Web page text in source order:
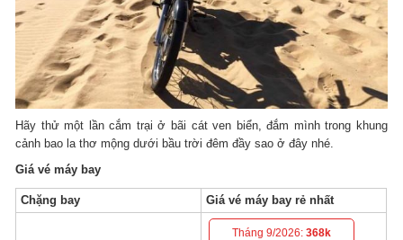
Hãy thử một lần cắm trại ở bãi cát ven biển, đắm mình trong khung
cảnh bao la thơ mộng dưới bầu trời đêm đầy sao ở đây nhé.
Giá vé máy bay
Chặng bay Giá vé máy bay rẻ nhất
Tháng 9/2026:368k